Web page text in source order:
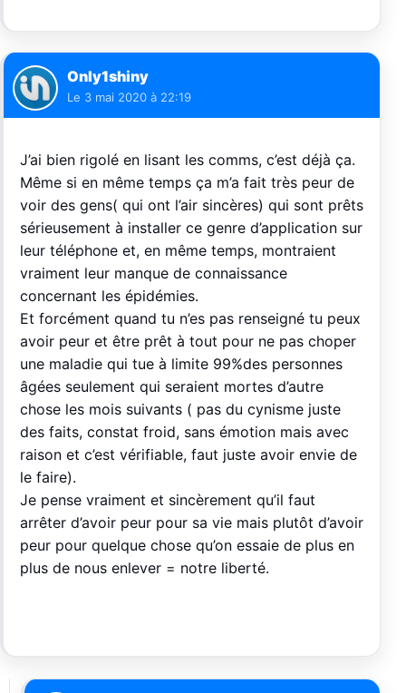
Only1shiny
Le 3 mai 2020 à 22:19
J’ai bien rigolé en lisant les comms, c’est déjà ça.
Même si en même temps ça m’a fait très peur de
voir des gens( qui ont l’air sincères) qui sont prêts
sérieusement à installer ce genre d’application sur
leur téléphone et, en même temps, montraient
vraiment leur manque de connaissance
concernant les épidémies.
Et forcément quand tu n’es pas renseigné tu peux
avoir peur et être prêt à tout pour ne pas choper
une maladie qui tue à limite 99%des personnes
âgées seulement qui seraient mortes d’autre
chose les mois suivants ( pas du cynisme juste
des faits, constat froid, sans émotion mais avec
raison et c’est vérifiable, faut juste avoir envie de
le faire).
Je pense vraiment et sincèrement qu’il faut
arrêter d’avoir peur pour sa vie mais plutôt d’avoir
peur pour quelque chose qu’on essaie de plus en
plus de nous enlever = notre liberté.